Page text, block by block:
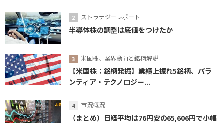
ストラテジーレポート
半導体株の調整は底値をつけたか
米国株、業界動向と銘柄解説
【米国株：銘柄発掘】業績上振れ5銘柄、パラ
ンティア・テクノロジー...
市況概況
（まとめ）日経平均は76円安の65,606円で小幅